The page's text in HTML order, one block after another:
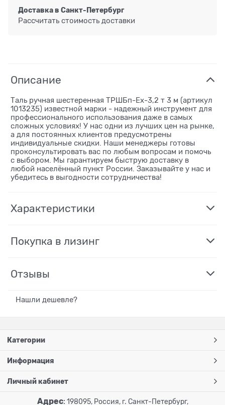
Доставка в Санкт-Петербург
Рассчитать стоимость доставки
Описание
Таль ручная шестеренная ТРШБп-Ех-3,2 т 3 м (артикул
1013235) известной марки - надежный инструмент для
профессионального использования даже в самых
сложных условиях! У нас одни из лучших цен на рынке,
а для постоянных клиентов предусмотрены
индивидуальные скидки. Наши менеджеры готовы
проконсультировать вас по любым вопросам и помочь
с выбором. Мы гарантируем быструю доставку в
любой населённый пункт России. Заказывайте у нас и
убедитесь в выгодности сотрудничества!
Характеристики
Покупка в лизинг
Отзывы
Нашли дешевле?
Категории
Информация
Личный кабинет
Адрес: 198095, Россия, г. Санкт-Петербург,